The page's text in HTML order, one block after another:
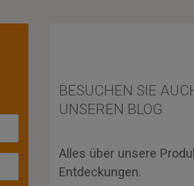
BESUCHEN SIE
UNSEREN BLOG
Alles über unsere
Entdeckungen.